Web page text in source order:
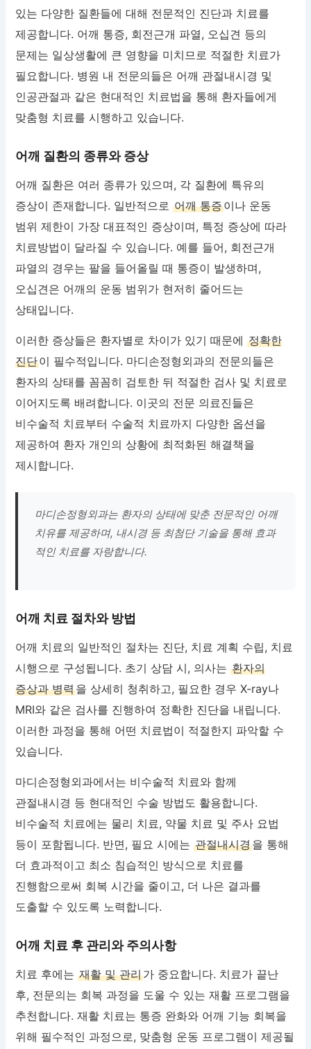
있는 다양한 질환들에 대해 전문적인 진단과 치료를
제공합니다. 어깨 통증, 회전근개 파열, 오십견 등의
문제는 일상생활에 큰 영향을 미치므로 적절한 치료가
필요합니다. 병원 내 전문의들은 어깨 관절내시경 및
인공관절과 같은 현대적인 치료법을 통해 환자들에게
맞춤형 치료를 시행하고 있습니다.
어깨 질환의 종류와 증상
어깨 질환은 여러 종류가 있으며, 각 질환에 특유의
증상이 존재합니다. 일반적으로어깨 통증이나 운동
범위 제한이 가장 대표적인 증상이며, 특정 증상에 따라
치료방법이 달라질 수 있습니다. 예를 들어, 회전근개
파열의 경우는 팔을 들어올릴 때 통증이 발생하며,
오십견은 어깨의 운동 범위가 현저히 줄어드는
상태입니다.
이러한 증상들은 환자별로 차이가 있기 때문에정확한
진단이 필수적입니다. 마디손정형외과의 전문의들은
환자의 상태를 꼼꼼히 검토한 뒤 적절한 검사 및 치료로
이어지도록 배려합니다. 이곳의 전문 의료진들은
비수술적 치료부터 수술적 치료까지 다양한 옵션을
제공하여 환자 개인의 상황에 최적화된 해결책을
제시합니다.
마디손정형외과는 환자의 상태에 맞춘 전문적인 어깨
치유를 제공하며, 내시경 등 최첨단 기술을 통해 효과
적인 치료를 자랑합니다.
어깨 치료 절차와 방법
어깨 치료의 일반적인 절차는 진단, 치료 계획 수립, 치료
시행으로 구성됩니다. 초기 상담 시, 의사는환자의
증상과 병력을 상세히 청취하고, 필요한 경우 X-ray나
MRI와 같은 검사를 진행하여 정확한 진단을 내립니다.
이러한 과정을 통해 어떤 치료법이 적절한지 파악할 수
있습니다.
마디손정형외과에서는 비수술적 치료와 함께
관절내시경 등 현대적인 수술 방법도 활용합니다.
비수술적 치료에는 물리 치료, 약물 치료 및 주사 요법
등이 포함됩니다. 반면, 필요 시에는관절내시경을 통해
더 효과적이고 최소 침습적인 방식으로 치료를
진행함으로써 회복 시간을 줄이고, 더 나은 결과를
도출할 수 있도록 노력합니다.
어깨 치료 후 관리와 주의사항
치료 후에는재활 및 관리가 중요합니다. 치료가 끝난
후, 전문의는 회복 과정을 도울 수 있는 재활 프로그램을
추천합니다. 재활 치료는 통증 완화와 어깨 기능 회복을
위해 필수적인 과정으로, 맞춤형 운동 프로그램이 제공될